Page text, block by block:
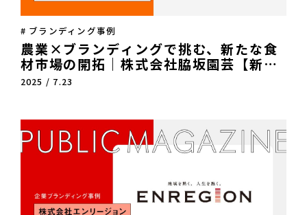
# ブランディング事例
農業×ブランディングで挑む、新たな食
材市場の開拓｜株式会社脇坂園芸【新規
事業開発】
2025 / 7.23